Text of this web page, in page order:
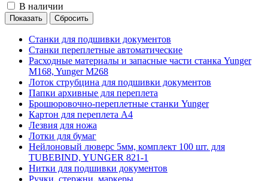
В наличии
Сбросить
Станки для подшивки документов
Станки переплетные автоматические
Расходные материалы и запасные части станка Yunger
M168, Yunger M268
Лоток струбцина для подшивки документов
Папки архивные для переплета
Брошюровочно-переплетные станки Yunger
Картон для переплета А4
Лезвия для ножа
Лотки для бумаг
Нейлоновый люверс 5мм, комплект 100 шт. для
TUBEBIND, YUNGER 821-1
Нитки для подшивки документов
Ручки, стержни, маркеры